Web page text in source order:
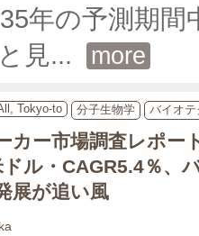
年の予測期間
見... more
Tokyo-to 分子生物学 バイオ
カー市場調査レポー
ル・CAGR5.4％、
展が追い風